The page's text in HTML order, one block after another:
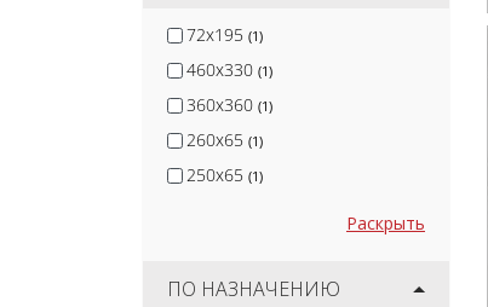
72x195 (1)
460x330 (1)
360x360 (1)
260x65 (1)
250x65 (1)
Раскрыть
ПО НАЗНАЧЕНИЮ